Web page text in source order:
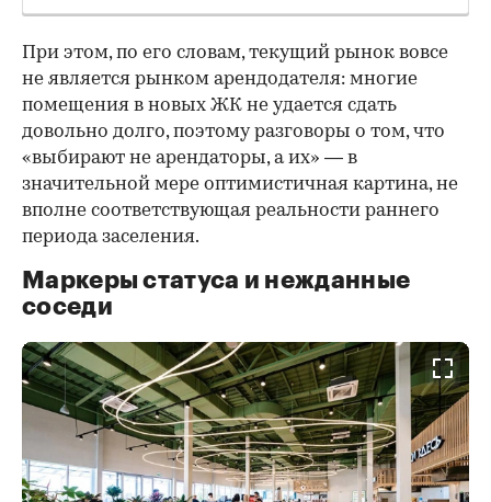
При этом, по его словам, текущий рынок вовсе
не является рынком арендодателя: многие
помещения в новых ЖК не удается сдать
довольно долго, поэтому разговоры о том, что
«выбирают не арендаторы, а их» — в
значительной мере оптимистичная картина, не
вполне соответствующая реальности раннего
периода заселения.
Маркеры статуса и нежданные
соседи